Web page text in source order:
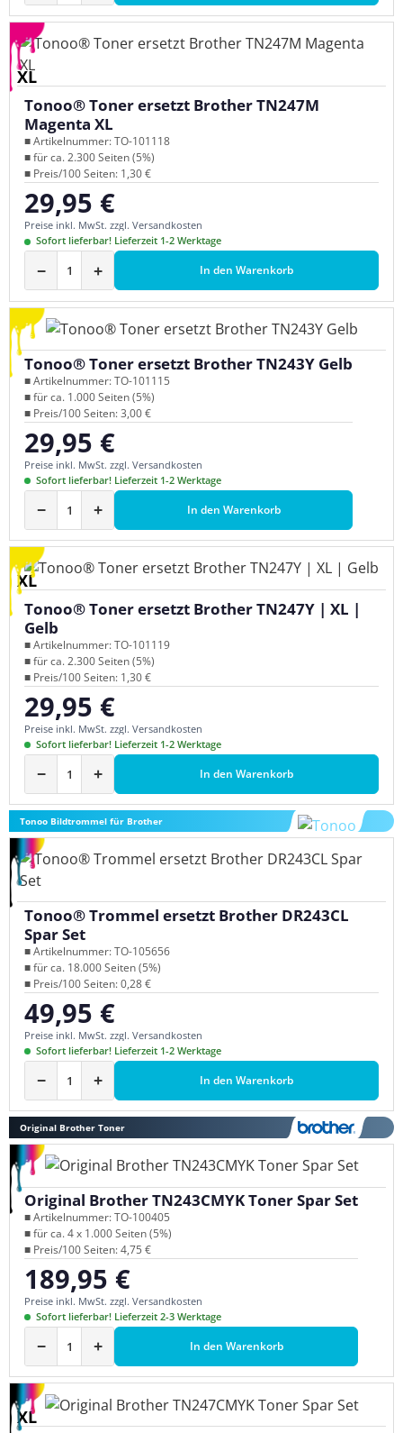
XL
Tonoo® Toner ersetzt Brother TN247M
Magenta XL
■ Artikelnummer: TO-101118
■ für ca. 2.300 Seiten (5%)
■ Preis/100 Seiten: 1,30 €
Regulärer Preis:
29,95 €
Preise inkl. MwSt. zzgl. Versandkosten
Sofort lieferbar! Lieferzeit 1-2 Werktage
− + In den Warenkorb
Tonoo® Toner ersetzt Brother TN243Y Gelb
■ Artikelnummer: TO-101115
■ für ca. 1.000 Seiten (5%)
■ Preis/100 Seiten: 3,00 €
Regulärer Preis:
29,95 €
Preise inkl. MwSt. zzgl. Versandkosten
Sofort lieferbar! Lieferzeit 1-2 Werktage
− + In den Warenkorb
XL
Tonoo® Toner ersetzt Brother TN247Y | XL |
Gelb
■ Artikelnummer: TO-101119
■ für ca. 2.300 Seiten (5%)
■ Preis/100 Seiten: 1,30 €
Regulärer Preis:
29,95 €
Preise inkl. MwSt. zzgl. Versandkosten
Sofort lieferbar! Lieferzeit 1-2 Werktage
− + In den Warenkorb
Tonoo Bildtrommel für Brother
Tonoo® Trommel ersetzt Brother DR243CL
Spar Set
■ Artikelnummer: TO-105656
■ für ca. 18.000 Seiten (5%)
■ Preis/100 Seiten: 0,28 €
Regulärer Preis:
49,95 €
Preise inkl. MwSt. zzgl. Versandkosten
Sofort lieferbar! Lieferzeit 1-2 Werktage
− + In den Warenkorb
Original Brother Toner
Original Brother TN243CMYK Toner Spar Set
■ Artikelnummer: TO-100405
■ für ca. 4 x 1.000 Seiten (5%)
■ Preis/100 Seiten: 4,75 €
Regulärer Preis:
189,95 €
Preise inkl. MwSt. zzgl. Versandkosten
Sofort lieferbar! Lieferzeit 2-3 Werktage
− + In den Warenkorb
XL